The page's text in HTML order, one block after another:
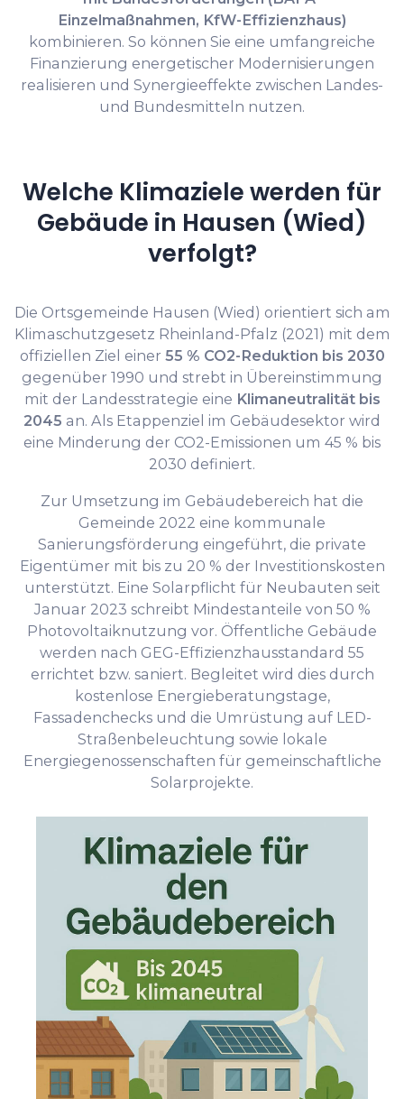
Einzelmaßnahmen, KfW-Effizienzhaus)
kombinieren. So können Sie eine umfangreiche
Finanzierung energetischer Modernisierungen
realisieren und Synergieeffekte zwischen Landes-
und Bundesmitteln nutzen.
Welche Klimaziele werden für
Gebäude in Hausen (Wied)
verfolgt?
Die Ortsgemeinde Hausen (Wied) orientiert sich am
Klimaschutzgesetz Rheinland-Pfalz (2021) mit dem
offiziellen Ziel einer 55 % CO2-Reduktion bis 2030
gegenüber 1990 und strebt in Übereinstimmung
mit der Landesstrategie eine Klimaneutralität bis
2045 an. Als Etappenziel im Gebäudesektor wird
eine Minderung der CO2-Emissionen um 45 % bis
2030 definiert.
Zur Umsetzung im Gebäudebereich hat die
Gemeinde 2022 eine kommunale
Sanierungsförderung eingeführt, die private
Eigentümer mit bis zu 20 % der Investitionskosten
unterstützt. Eine Solarpflicht für Neubauten seit
Januar 2023 schreibt Mindestanteile von 50 %
Photovoltaiknutzung vor. Öffentliche Gebäude
werden nach GEG-Effizienzhausstandard 55
errichtet bzw. saniert. Begleitet wird dies durch
kostenlose Energieberatungstage,
Fassadenchecks und die Umrüstung auf LED-
Straßenbeleuchtung sowie lokale
Energiegenossenschaften für gemeinschaftliche
Solarprojekte.